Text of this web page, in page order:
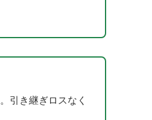
引き継ぎロスなく